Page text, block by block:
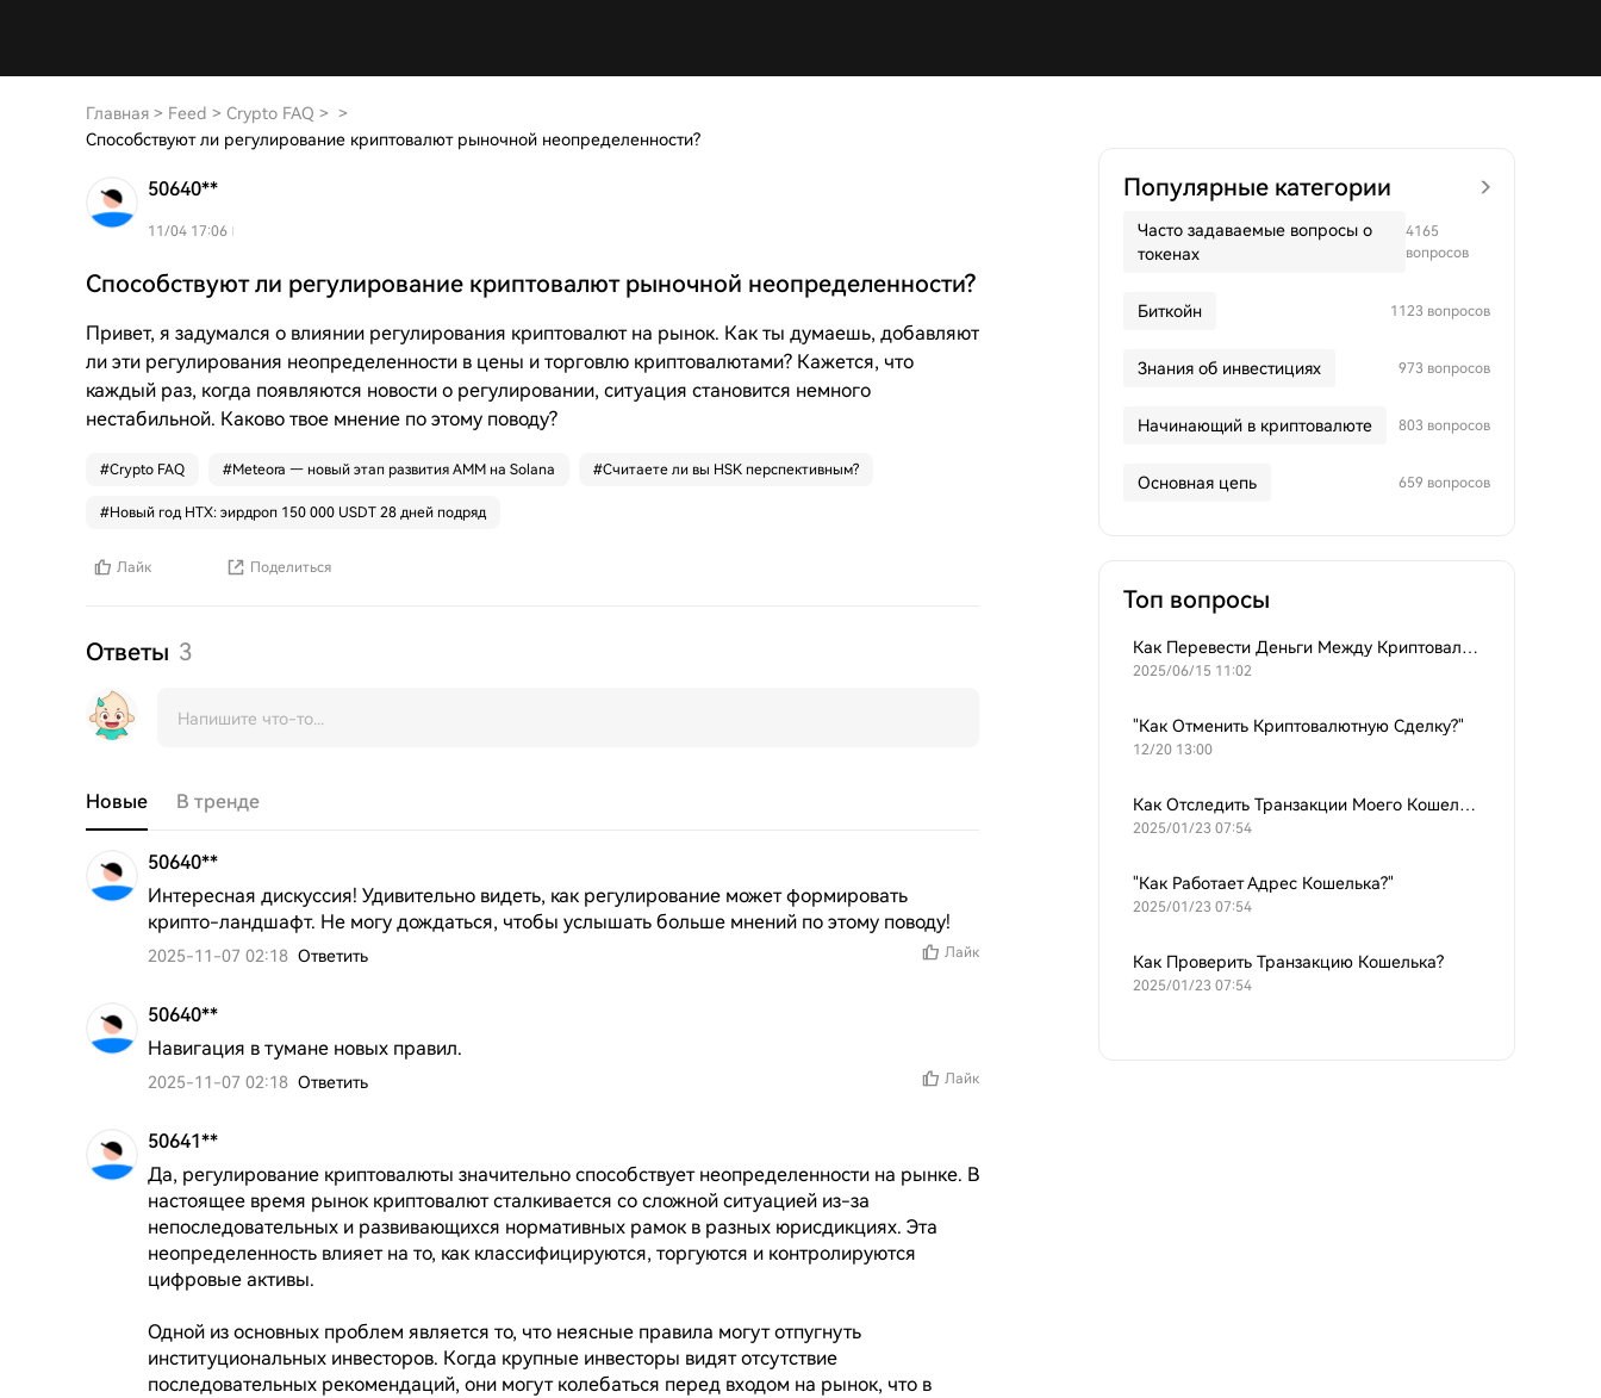
Главная > Feed > Crypto FAQ > >
Способствуют ли регулирование криптовалют рыночной неопределенности?
50640**
11/04 17:06
Способствуют ли регулирование криптовалют рыночной неопределенности?
Привет, я задумался о влиянии регулирования криптовалют на рынок. Как ты думаешь, добавляют
ли эти регулирования неопределенности в цены и торговлю криптовалютами? Кажется, что
каждый раз, когда появляются новости о регулировании, ситуация становится немного
нестабильной. Каково твое мнение по этому поводу?
#Crypto FAQ #Meteora — новый этап развития AMM на Solana #Считаете ли вы HSK перспективным?
#Новый год HTX: эирдроп 150 000 USDT 28 дней подряд
Лайк Поделиться
Ответы 3
Новые В тренде
50640**
Интересная дискуссия! Удивительно видеть, как регулирование может формировать
крипто-ландшафт. Не могу дождаться, чтобы услышать больше мнений по этому поводу!
2025-11-07 02:18 Ответить Лайк
50640**
Навигация в тумане новых правил.
2025-11-07 02:18 Ответить Лайк
50641**
Да, регулирование криптовалюты значительно способствует неопределенности на рынке. В
настоящее время рынок криптовалют сталкивается со сложной ситуацией из-за
непоследовательных и развивающихся нормативных рамок в разных юрисдикциях. Эта
неопределенность влияет на то, как классифицируются, торгуются и контролируются
цифровые активы.
Одной из основных проблем является то, что неясные правила могут отпугнуть
институциональных инвесторов. Когда крупные инвесторы видят отсутствие
последовательных рекомендаций, они могут колебаться перед входом на рынок, что в
Популярные категории
Часто задаваемые вопросы о
токенах
4165
вопросов
Биткойн 1123 вопросов
Знания об инвестициях 973 вопросов
Начинающий в криптовалюте 803 вопросов
Основная цепь 659 вопросов
Топ вопросы
Как Перевести Деньги Между Криптовалютными Кошельками?
2025/06/15 11:02
"Как Отменить Криптовалютную Сделку?"
12/20 13:00
Как Отследить Транзакции Моего Кошелька?
2025/01/23 07:54
"Как Работает Адрес Кошелька?"
2025/01/23 07:54
Как Проверить Транзакцию Кошелька?
2025/01/23 07:54